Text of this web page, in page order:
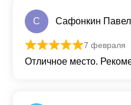
С Сафонкин Павел
Оценка 5из 5
7 февраля
Отличное место.